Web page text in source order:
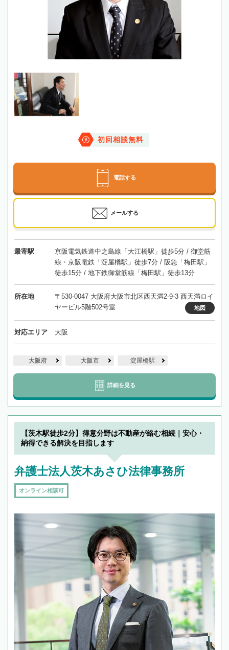
初回相談無料
電話する
メールする
最寄駅
京阪電気鉄道中之島線「大江橋駅」徒歩5分 / 御堂筋
線・京阪電鉄「淀屋橋駅」徒歩7分 / 阪急「梅田駅」
徒歩15分 / 地下鉄御堂筋線「梅田駅」徒歩13分
所在地
〒530-0047 大阪府大阪市北区西天満2-9-3 西天満ロイ
ヤービル5階502号室
地図
対応エリア 大阪
大阪府 大阪市 淀屋橋駅
詳細を見る
【茨木駅徒歩2分】得意分野は不動産が絡む相続｜安心・
納得できる解決を目指します
弁護士法人茨木あさひ法律事務所
オンライン相談可